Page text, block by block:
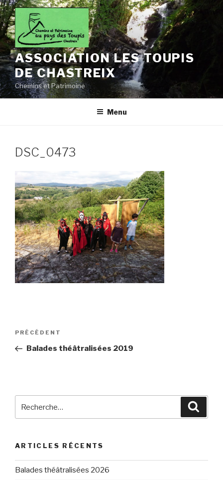
Aller
au
contenu
principal
ASSOCIATION LES TOUPIS
DE CHASTREIX
Chemins et Patrimoine
Menu
DSC_0473
Navigation
l’article
Article
précédent
PRÉCÉDENT
Balades théâtralisées 2019
ARTICLES RÉCENTS
Balades théâtralisées 2026